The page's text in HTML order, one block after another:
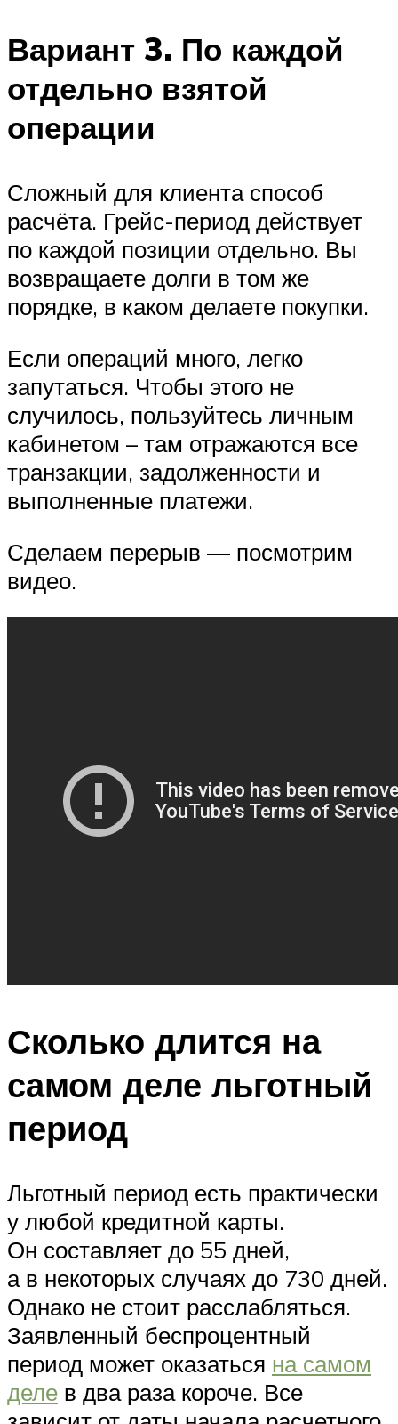
Вариант 3. По каждой
отдельно взятой
операции
Сложный для клиента способ
расчёта. Грейс-период действует
по каждой позиции отдельно. Вы
возвращаете долги в том же
порядке, в каком делаете покупки.
Если операций много, легко
запутаться. Чтобы этого не
случилось, пользуйтесь личным
кабинетом – там отражаются все
транзакции, задолженности и
выполненные платежи.
Сделаем перерыв — посмотрим
видео.
Сколько длится на
самом деле льготный
период
Льготный период есть практически
у любой кредитной карты.
Он составляет до 55 дней,
а в некоторых случаях до 730 дней.
Однако не стоит расслабляться.
Заявленный беспроцентный
период может оказаться на самом
деле в два раза короче. Все